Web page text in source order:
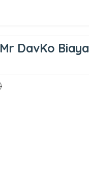
DavKo Biaya